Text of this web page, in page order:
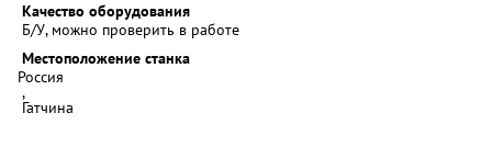
Качество оборудования
Б/У, можно проверить в работе
Местоположение станка
Россия
,
Гатчина